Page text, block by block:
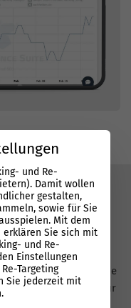
Mehrwertstatt
entstehen Inhalte, die
werden, auch für
und Re-
Damit wollen
gestalten,
sowie für Sie
Mit dem
erklären Sie sich mit
und Re-
Einstellungen
Targeting
Sie jederzeit mit